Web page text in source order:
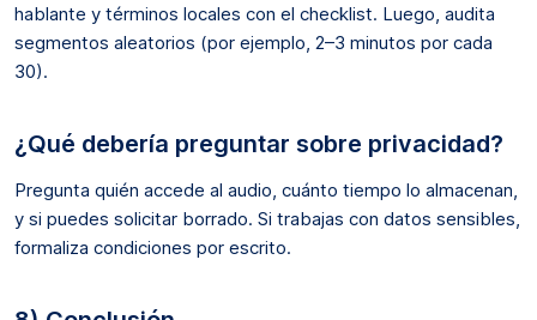
hablante y términos locales con el checklist. Luego, audita
segmentos aleatorios (por ejemplo, 2–3 minutos por cada
30).
¿Qué debería preguntar sobre privacidad?
Pregunta quién accede al audio, cuánto tiempo lo almacenan,
y si puedes solicitar borrado. Si trabajas con datos sensibles,
formaliza condiciones por escrito.